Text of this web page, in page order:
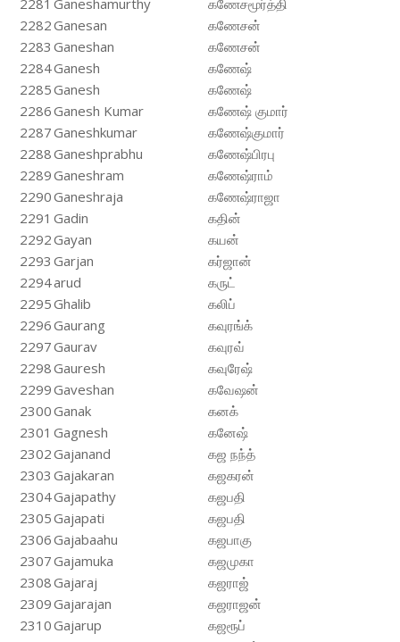
2281 Ganeshamurthy
கணேசமூர்த்தி
2282Ganesan
கணேசன்
2283 Ganeshan
கணேசன்
2284Ganesh
கணேஷ்
2285Ganesh
கணேஷ்
2286Ganesh Kumar
கணேஷ் குமார்
2287Ganeshkumar
கணேஷ்குமார்
2288Ganeshprabhu
கணேஷ்பிரபு
2289Ganeshram
கணேஷ்ராம்
2290Ganeshraja
கணேஷ்ராஜா
2291 Gadin
கதின்
2292Gayan
கயன்
2293 Garjan
கர்ஜான்
2294arud
கருட்
2295Ghalib
கலிப்
2296Gaurang
கவுரங்க்
2297Gaurav
கவுரவ்
2298Gauresh
கவுரேஷ்
2299Gaveshan
கவேஷன்
2300Ganak
கனக்
2301 Gagnesh
கனேஷ்
2302Gajanand
கஜ நந்த்
2303 Gajakaran
கஜகரன்
2304Gajapathy
கஜபதி
2305Gajapati
கஜபதி
2306Gajabaahu
கஜபாகு
2307Gajamuka
கஜமுகா
2308Gajaraj
கஜராஜ்
2309Gajarajan
கஜராஜன்
2310Gajarup
கஜரூப்